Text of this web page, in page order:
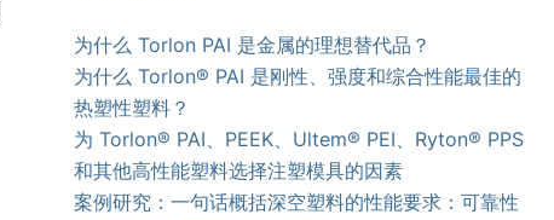
为什么 Torlon PAI 是金属的理想替代品？
为什么 Torlon® PAI 是刚性、强度和综合性能最佳的
热塑性塑料？
为 Torlon® PAI、PEEK、Ultem® PEI、Ryton® PPS
和其他高性能塑料选择注塑模具的因素
案例研究：一句话概括深空塑料的性能要求：可靠性